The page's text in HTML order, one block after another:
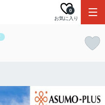
お気に入り
0